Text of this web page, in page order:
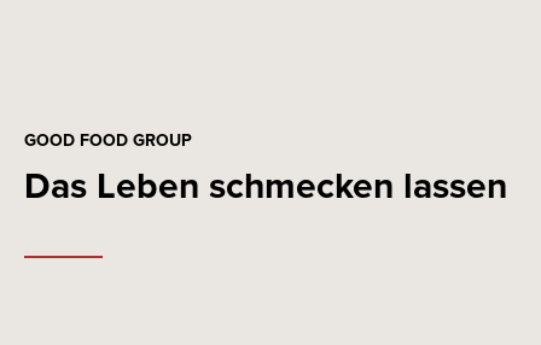
GOOD FOOD GROUP
Das Leben schmecken lassen